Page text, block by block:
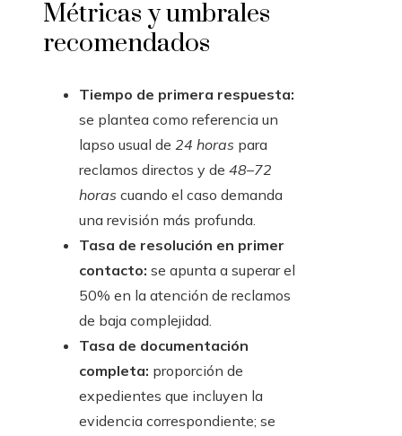
Métricas y umbrales
recomendados
Tiempo de primera respuesta:
se plantea como referencia un
lapso usual de 24 horas para
reclamos directos y de 48–72
horas cuando el caso demanda
una revisión más profunda.
Tasa de resolución en primer
contacto: se apunta a superar el
50% en la atención de reclamos
de baja complejidad.
Tasa de documentación
completa: proporción de
expedientes que incluyen la
evidencia correspondiente; se